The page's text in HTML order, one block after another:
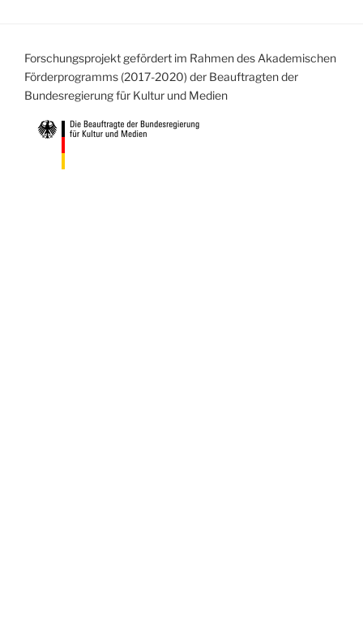
Forschungsprojekt gefördert im Rahmen des Akademischen
Förderprogramms (2017-2020) der Beauftragten der
Bundesregierung für Kultur und Medien